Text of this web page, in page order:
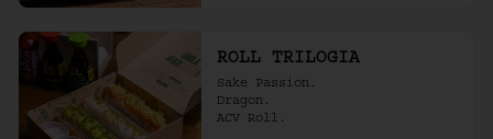
ROLL TRILOGIA
Sake Passion.
Dragon.
ACV Roll.